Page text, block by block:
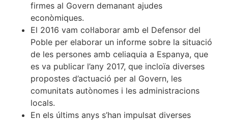
firmes al Govern demanant ajudes
econòmiques.
El 2016 vam col·laborar amb el Defensor del
Poble per elaborar un informe sobre la situació
de les persones amb celiaquia a Espanya, que
es va publicar l’any 2017, que incloïa diverses
propostes d’actuació per al Govern, les
comunitats autònomes i les administracions
locals.
En els últims anys s’han impulsat diverses